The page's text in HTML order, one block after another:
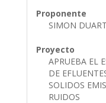
Proponente
SIMON
Proyecto
APRUEBA EL
DE
SOLIDOS
RUIDOS